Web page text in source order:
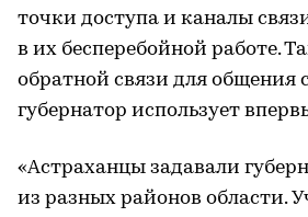
точки доступа и каналы
в их бесперебойной работе.
обратной связи для общения
губернатор использует
«Астраханцы задавали
из разных районов области.